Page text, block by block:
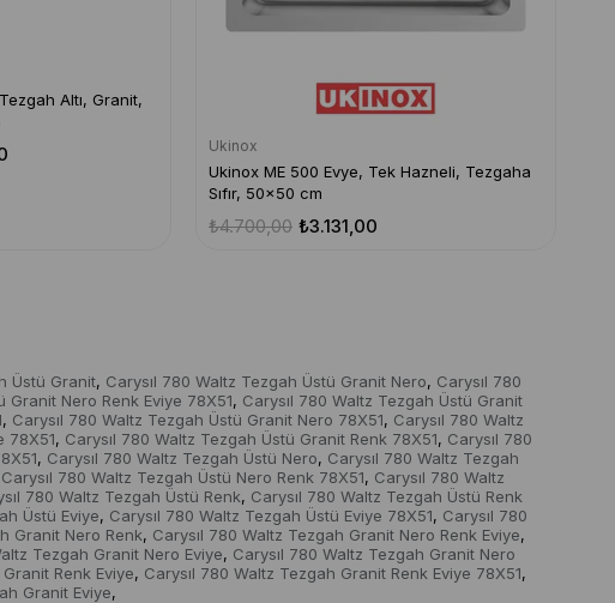
Altı, Granit,
Ukinox
Ukinox ME 500 Evye, Tek Hazneli, Tezgaha
Sıfır, 50x50 cm
₺3.131,00
₺4.700,00
Üstü Granit, Carysıl 780 Waltz Tezgah Üstü Granit Nero, Carysıl 780
Granit Nero Renk Eviye 78X51, Carysıl 780 Waltz Tezgah Üstü Granit
, Carysıl 780 Waltz Tezgah Üstü Granit Nero 78X51, Carysıl 780 Waltz
78X51, Carysıl 780 Waltz Tezgah Üstü Granit Renk 78X51, Carysıl 780
, Carysıl 780 Waltz Tezgah Üstü Nero, Carysıl 780 Waltz Tezgah
Carysıl 780 Waltz Tezgah Üstü Nero Renk 78X51, Carysıl 780 Waltz
780 Waltz Tezgah Üstü Renk, Carysıl 780 Waltz Tezgah Üstü Renk
Üstü Eviye, Carysıl 780 Waltz Tezgah Üstü Eviye 78X51, Carysıl 780
Granit Nero Renk, Carysıl 780 Waltz Tezgah Granit Nero Renk Eviye,
Tezgah Granit Nero Eviye, Carysıl 780 Waltz Tezgah Granit Nero
Renk Eviye, Carysıl 780 Waltz Tezgah Granit Renk Eviye 78X51,
Granit Eviye,